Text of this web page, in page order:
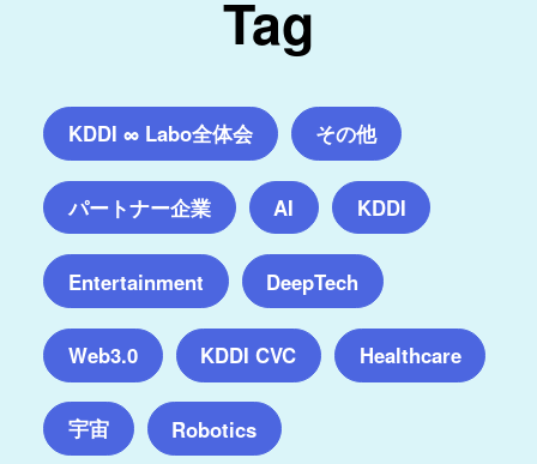
Tag
KDDI ∞ Labo全体会 その他
パートナー企業 AI KDDI
Entertainment DeepTech
Web3.0 KDDI CVC Healthcare
宇宙 Robotics